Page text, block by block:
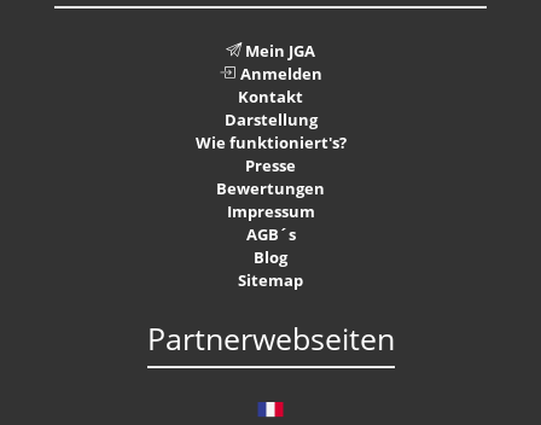
Mein JGA
Anmelden
Kontakt
Darstellung
Wie funktioniert's?
Presse
Bewertungen
Impressum
AGB´s
Blog
Sitemap
Partnerwebseiten